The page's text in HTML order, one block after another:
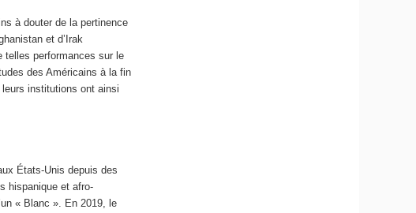
à douter de la pertinence
et d’Irak
telles performances sur le
des Américains à la fin
institutions ont ainsi
États-Unis depuis des
hispanique et afro-
« Blanc ». En 2019, le